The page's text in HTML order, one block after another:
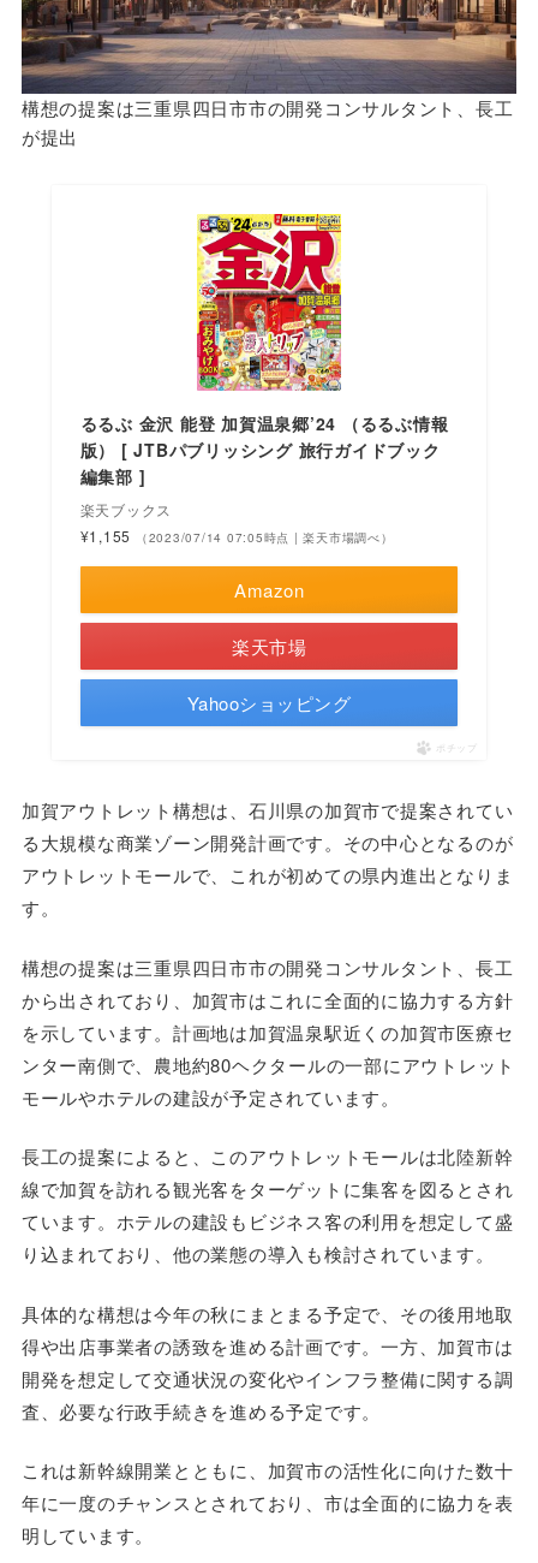
構想の提案は三重県四日市市の開発コンサルタント、長工
が提出
るるぶ 金沢 能登 加賀温泉郷’24 （るるぶ情報
版） [ JTBパブリッシング 旅行ガイドブック
編集部 ]
楽天ブックス
¥1,155
（2023/07/14 07:05時点 | 楽天市場調べ）
Amazon
楽天市場
Yahooショッピング
ポチップ
加賀アウトレット構想は、石川県の加賀市で提案されてい
る大規模な商業ゾーン開発計画です。その中心となるのが
アウトレットモールで、これが初めての県内進出となりま
す。
構想の提案は三重県四日市市の開発コンサルタント、長工
から出されており、加賀市はこれに全面的に協力する方針
を示しています。計画地は加賀温泉駅近くの加賀市医療セ
ンター南側で、農地約80ヘクタールの一部にアウトレット
モールやホテルの建設が予定されています。
長工の提案によると、このアウトレットモールは北陸新幹
線で加賀を訪れる観光客をターゲットに集客を図るとされ
ています。ホテルの建設もビジネス客の利用を想定して盛
り込まれており、他の業態の導入も検討されています。
具体的な構想は今年の秋にまとまる予定で、その後用地取
得や出店事業者の誘致を進める計画です。一方、加賀市は
開発を想定して交通状況の変化やインフラ整備に関する調
査、必要な行政手続きを進める予定です。
これは新幹線開業とともに、加賀市の活性化に向けた数十
年に一度のチャンスとされており、市は全面的に協力を表
明しています。